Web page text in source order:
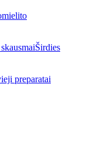
Širdies
preparatai